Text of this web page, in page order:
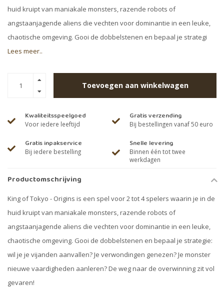
huid kruipt van maniakale monsters, razende robots of
angstaanjagende aliens die vechten voor dominantie in een leuke,
chaotische omgeving. Gooi de dobbelstenen en bepaal je strategi
Lees meer..
Toevoegen aan winkelwagen
Kwaliteitsspeelgoed
Voor iedere leeftijd
Gratis verzending
Bij bestellingen vanaf 50 euro
Gratis inpakservice
Bij iedere bestelling
Snelle levering
Binnen één tot twee
werkdagen
Productomschrijving
King of Tokyo - Origins is een spel voor 2 tot 4 spelers waarin je in de
huid kruipt van maniakale monsters, razende robots of
angstaanjagende aliens die vechten voor dominantie in een leuke,
chaotische omgeving. Gooi de dobbelstenen en bepaal je strategie:
wil je je vijanden aanvallen? Je verwondingen genezen? Je monster
nieuwe vaardigheden aanleren? De weg naar de overwinning zit vol
gevaren!